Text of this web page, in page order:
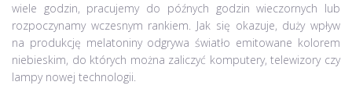
wiele godzin, pracujemy do późnych godzin wieczornych lub
rozpoczynamy wczesnym rankiem. Jak się okazuje, duży wpływ
na produkcję melatoniny odgrywa światło emitowane kolorem
niebieskim, do których można zaliczyć komputery, telewizory czy
lampy nowej technologii.